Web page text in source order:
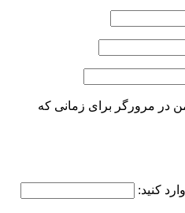
در مرورگر برای زمانی که
کنید: